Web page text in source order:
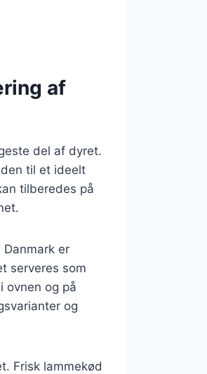
af
del af dyret.
til et ideelt
tilberedes på
er
serveres som
ovnen og på
og
Frisk lammekød